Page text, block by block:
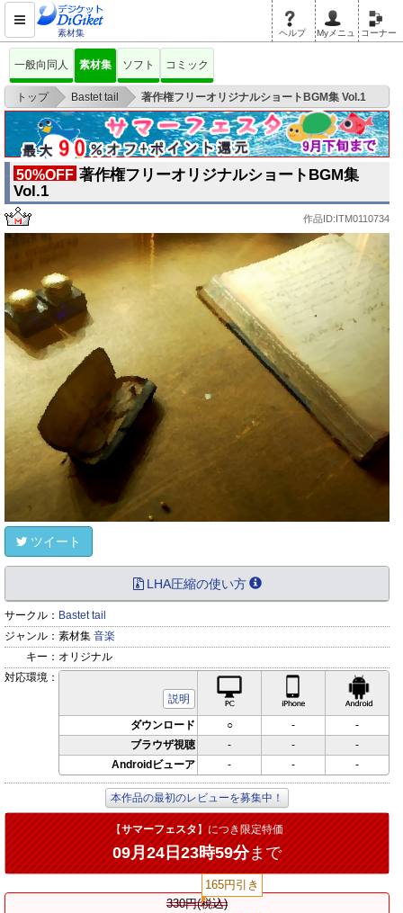
素材集 ヘルプ Myメニュ コーナー
一般向同人 素材集 ソフト コミック
トップ > Bastet tail > 著作権フリーオリジナルショートBGM集 Vol.1
50%OFF 著作権フリーオリジナルショートBGM集
Vol.1
作品ID:ITM0110734
ツイート
LHA圧縮の使い方
サークル： Bastet tail
ジャンル： 素材集 音楽
キー： オリジナル
対応環境：
説明
iPhone対応
ダウンロード ○ -
-
ブラウザ視聴
- -
-
Androidビューア
- - -
本作品の最初のレビューを募集中！
【サマーフェスタ】につき限定特価
09月24日23時59分まで
330円(税込)
165円引き